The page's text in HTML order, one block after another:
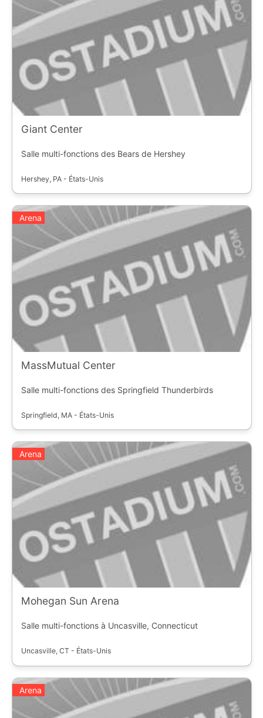
Giant Center
Salle multi-fonctions des Bears de Hershey
Hershey, PA - États-Unis
Arena
MassMutual Center
Salle multi-fonctions des Springfield Thunderbirds
Springfield, MA - États-Unis
Arena
Mohegan Sun Arena
Salle multi-fonctions à Uncasville, Connecticut
Uncasville, CT - États-Unis
Arena